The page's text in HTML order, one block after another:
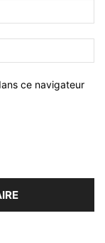
ce navigateur